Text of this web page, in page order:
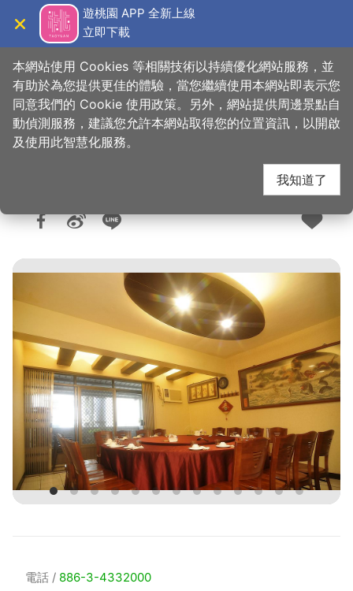
主
遊桃園 APP 全新上線
立即下載
首頁 > 想去的地方 > 美食、購物 > 美食快搜
饌園餐館
人氣：1.4萬
電話 886-3-4332000
本網站使用 Cookies 等相關技術以持續優化網站服務，並
有助於為您提供更佳的體驗，當您繼續使用本網站即表示您
同意我們的 Cookie 使用政策。另外，網站提供周邊景點自
動偵測服務，建議您允許本網站取得您的位置資訊，以開啟
及使用此智慧化服務。
我知道了